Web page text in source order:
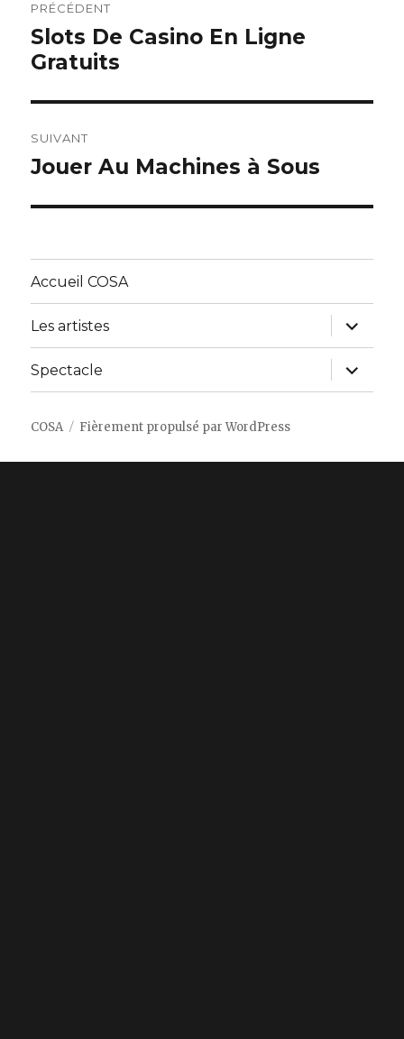
de
l’article
PRÉCÉDENT
Article
précédent :
Slots De Casino En Ligne
Gratuits
SUIVANT
Article
Jouer Au Machines à Sous
Accueil COSA
Les artistes
ouvrir
le
sous-
menu
Spectacle
ouvrir
le
sous-
COSA Fièrement propulsé par WordPress